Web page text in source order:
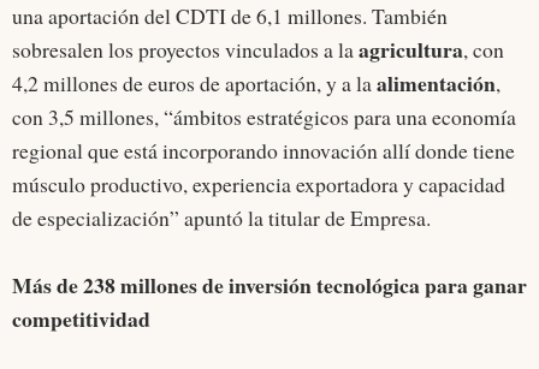
una aportación del CDTI de 6,1 millones. También
sobresalen los proyectos vinculados a laagricultura, con
4,2 millones de euros de aportación, y a laalimentación,
con 3,5 millones, “ámbitos estratégicos para una economía
regional que está incorporando innovación allí donde tiene
músculo productivo, experiencia exportadora y capacidad
de especialización” apuntó la titular de Empresa.
Más de 238 millones de inversión tecnológica para ganar
competitividad